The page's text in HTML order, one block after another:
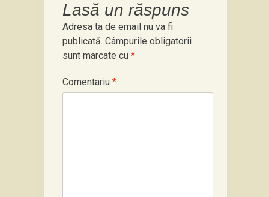
Lasă un răspuns
Adresa ta de email nu va fi
publicată. Câmpurile obligatorii
sunt marcate cu *
Comentariu *